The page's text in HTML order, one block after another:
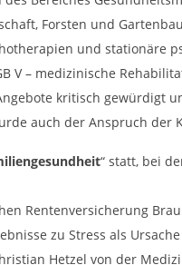
Forsten und
und stationäre
V – medizinische
kritisch gewürdigt
auch der Anspruch der
“ statt, bei
Rentenversicherung
zu Stress als
Hetzel von der